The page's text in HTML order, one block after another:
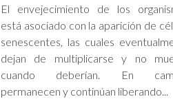
El envejecimiento de los
está asociado con la aparición de
senescentes, las cuales
dejan de multiplicarse y no
cuando deberían. En
permanecen y continúan liberando...